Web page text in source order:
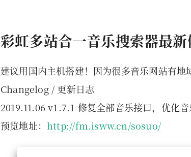
彩虹多站合一音乐搜索器最
建议用国内主机搭建！因为很多音乐网站有地
Changelog / 更新日志
2019.11.06 v1.7.1 修复全部音乐接口，优化
预览地址：http://fm.isww.cn/sosuo/